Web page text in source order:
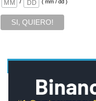
/
( mm / dd )